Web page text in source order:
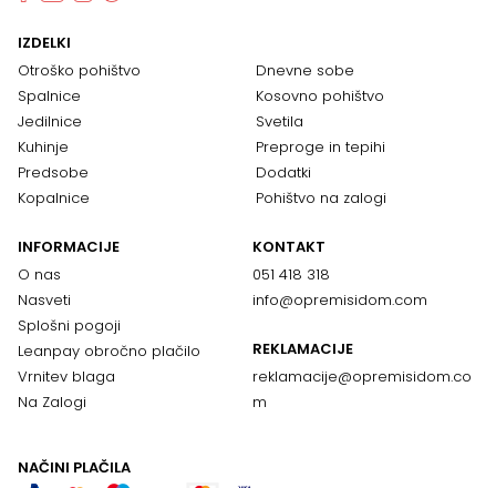
IZDELKI
Otroško pohištvo
Spalnice
Jedilnice
Kuhinje
Predsobe
Kopalnice
Dnevne sobe
Kosovno pohištvo
Svetila
Preproge in tepihi
Dodatki
Pohištvo na zalogi
INFORMACIJE
O nas
Nasveti
Splošni pogoji
Leanpay obročno plačilo
Vrnitev blaga
Na Zalogi
KONTAKT
051 418 318
info@opremisidom.com
REKLAMACIJE
reklamacije@opremisidom.co
m
NAČINI PLAČILA